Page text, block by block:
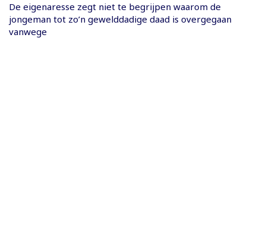
De eigenaresse zegt niet te begrijpen waarom de
jongeman tot zo’n gewelddadige daad is overgegaan
vanwege